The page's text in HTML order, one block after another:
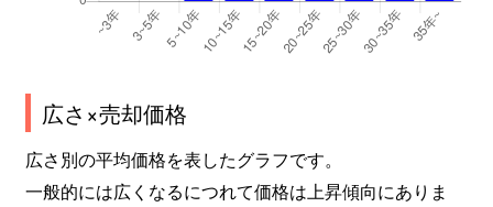
広さ×売却価格
広さ別の平均価格を表したグラフです。
一般的には広くなるにつれて価格は上昇傾向にありま